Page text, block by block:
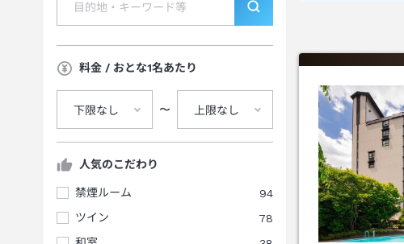
料金 / おとな1名あたり
下限なし 〜 上限なし
人気のこだわり
禁煙ルーム
94
ツイン
78